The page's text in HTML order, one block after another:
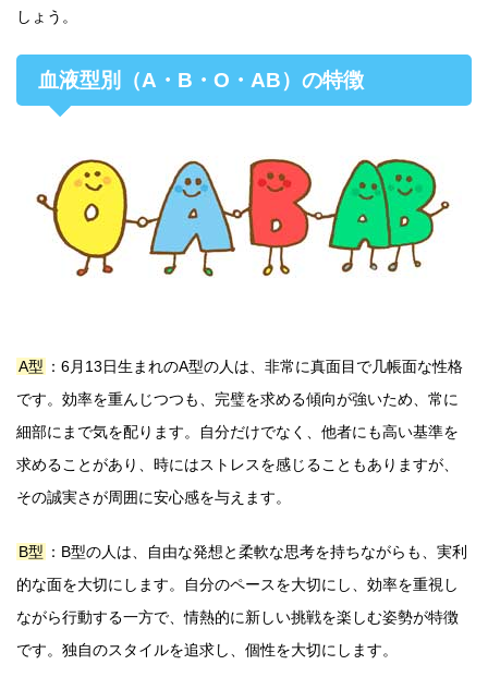
しょう。
血液型別（A・B・O・AB）の特徴
A型 ：6月13日生まれのA型の人は、非常に真面目で几帳面な性格
です。効率を重んじつつも、完璧を求める傾向が強いため、常に
細部にまで気を配ります。自分だけでなく、他者にも高い基準を
求めることがあり、時にはストレスを感じることもありますが、
その誠実さが周囲に安心感を与えます。
B型 ：B型の人は、自由な発想と柔軟な思考を持ちながらも、実利
的な面を大切にします。自分のペースを大切にし、効率を重視し
ながら行動する一方で、情熱的に新しい挑戦を楽しむ姿勢が特徴
です。独自のスタイルを追求し、個性を大切にします。